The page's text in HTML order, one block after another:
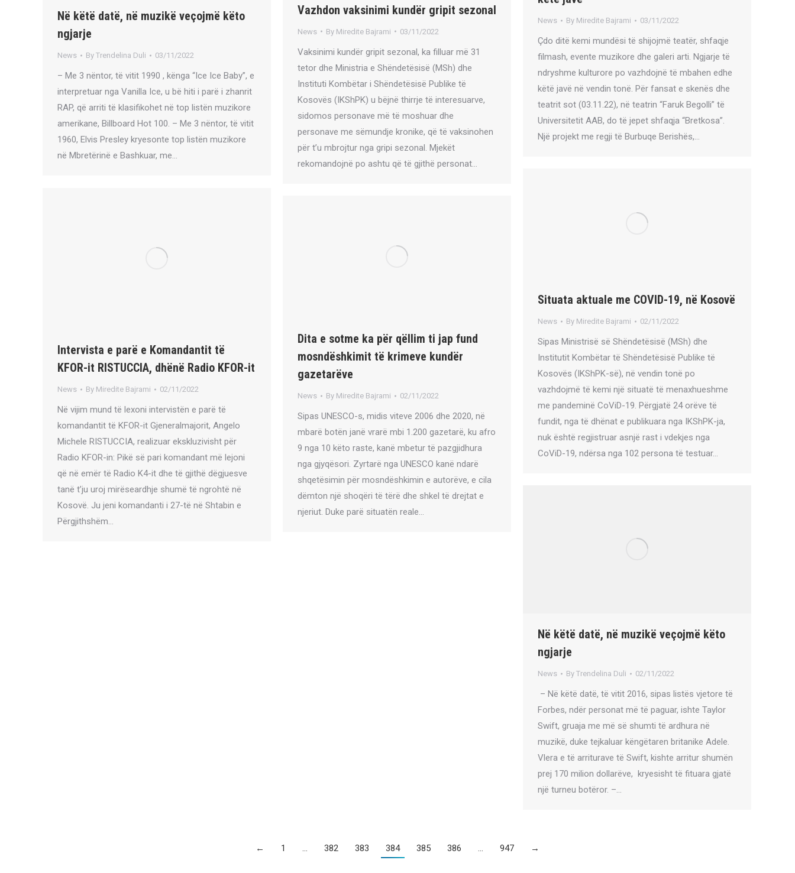
News By Miredite Bajrami 03/11/2022
Çdo ditë kemi mundësi të shijojmë teatër, shfaqje
filmash, evente muzikore dhe galeri arti. Ngjarje të
ndryshme kulturore po vazhdojnë të mbahen edhe
këtë javë në vendin tonë. Për fansat e skenës dhe
teatrit sot (03.11.22), në teatrin “Faruk Begolli” të
Universitetit AAB, do të jepet shfaqja “Bretkosa”.
Një projekt me regji të Burbuqe Berishës,…
Vazhdon vaksinimi kundër gripit sezonal
News By Miredite Bajrami 03/11/2022
Vaksinimi kundër gripit sezonal, ka filluar më 31
tetor dhe Ministria e Shëndetësisë (MSh) dhe
Instituti Kombëtar i Shëndetësisë Publike të
Kosovës (IKShPK) u bëjnë thirrje të interesuarve,
sidomos personave më të moshuar dhe
personave me sëmundje kronike, që të vaksinohen
për t’u mbrojtur nga gripi sezonal. Mjekët
rekomandojnë po ashtu që të gjithë personat…
Në këtë datë, në muzikë veçojmë këto
ngjarje
News By Trendelina Duli 03/11/2022
– Me 3 nëntor, të vitit 1990 , kënga “Ice Ice Baby”, e
interpretuar nga Vanilla Ice, u bë hiti i parë i zhanrit
RAP, që arriti të klasifikohet në top listën muzikore
amerikane, Billboard Hot 100. – Me 3 nëntor, të vitit
1960, Elvis Presley kryesonte top listën muzikore
në Mbretërinë e Bashkuar, me…
Situata aktuale me COVID-19, në Kosovë
News By Miredite Bajrami 02/11/2022
Sipas Ministrisë së Shëndetësisë (MSh) dhe
Institutit Kombëtar të Shëndetësisë Publike të
Kosovës (IKShPK-së), në vendin tonë po
vazhdojmë të kemi një situatë të menaxhueshme
me pandeminë CoViD-19. Përgjatë 24 orëve të
fundit, nga të dhënat e publikuara nga IKShPK-ja,
nuk është regjistruar asnjë rast i vdekjes nga
CoViD-19, ndërsa nga 102 persona të testuar…
Intervista e parë e Komandantit të
KFOR-it RISTUCCIA, dhënë Radio KFOR-it
News By Miredite Bajrami 02/11/2022
Në vijim mund të lexoni intervistën e parë të
komandantit të KFOR-it Gjeneralmajorit, Angelo
Michele RISTUCCIA, realizuar ekskluzivisht për
Radio KFOR-in: Pikë së pari komandant më lejoni
që në emër të Radio K4-it dhe të gjithë dëgjuesve
tanë t’ju uroj mirëseardhje shumë të ngrohtë në
Kosovë. Ju jeni komandanti i 27-të në Shtabin e
Përgjithshëm…
Dita e sotme ka për qëllim ti jap fund
mosndëshkimit të krimeve kundër
gazetarëve
News By Miredite Bajrami 02/11/2022
Sipas UNESCO-s, midis viteve 2006 dhe 2020, në
mbarë botën janë vrarë mbi 1.200 gazetarë, ku afro
9 nga 10 këto raste, kanë mbetur të pazgjidhura
nga gjyqësori. Zyrtarë nga UNESCO kanë ndarë
shqetësimin për mosndëshkimin e autorëve, e cila
dëmton një shoqëri të tërë dhe shkel të drejtat e
njeriut. Duke parë situatën reale…
Në këtë datë, në muzikë veçojmë këto
ngjarje
News By Trendelina Duli 02/11/2022
– Në këtë datë, të vitit 2016, sipas listës vjetore të
Forbes, ndër personat më të paguar, ishte Taylor
Swift, gruaja me më së shumti të ardhura në
muzikë, duke tejkaluar këngëtaren britanike Adele.
Vlera e të arriturave të Swift, kishte arritur shumën
prej 170 milion dollarëve, kryesisht të fituara gjatë
një turneu botëror. –…
← 1 … 382 383 384 385 386 … 947 →